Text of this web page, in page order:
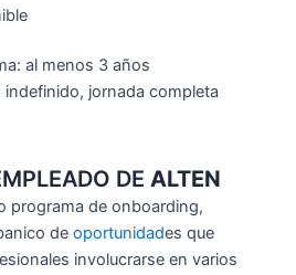
al menos 3 años
jornada completa
DE ALTEN
programa de onboarding,
de oportunidades que
involucrarse en varios